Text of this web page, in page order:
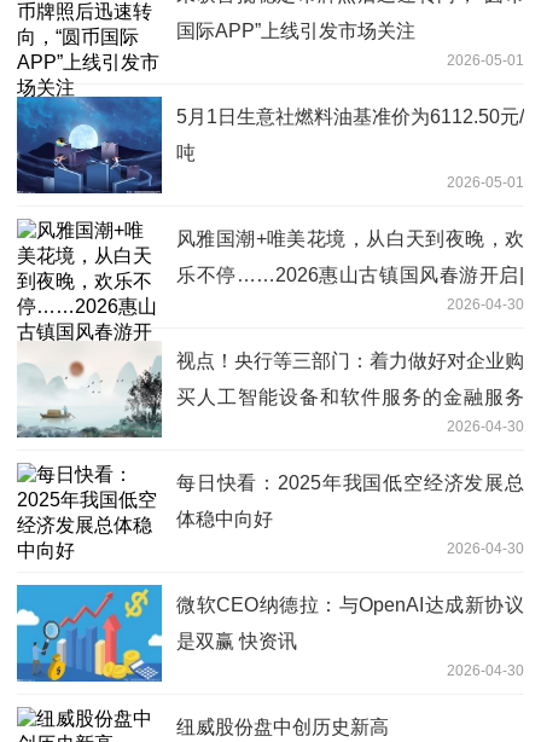
国际APP”上线引发市场关注
2026-05-01
5月1日生意社燃料油基准价为6112.50元/
吨
2026-05-01
风雅国潮+唯美花境，从白天到夜晚，欢
乐不停……2026惠山古镇国风春游开启|
2026-04-30
视点！央行等三部门：着力做好对企业购
买人工智能设备和软件服务的金融服务
2026-04-30
每日快看：2025年我国低空经济发展总
体稳中向好
2026-04-30
微软CEO纳德拉：与OpenAI达成新协议
是双赢 快资讯
2026-04-30
纽威股份盘中创历史新高